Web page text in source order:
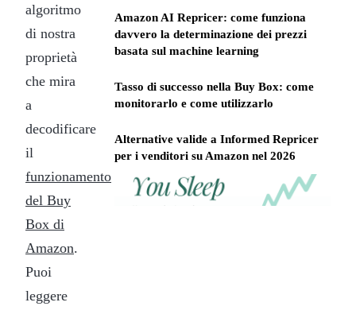
algoritmo
di nostra
proprietà
che mira
a
decodificare
il
funzionamento
del Buy
Box di
Amazon.
Puoi
leggere
Amazon AI Repricer: come funziona
davvero la determinazione dei prezzi
basata sul machine learning
Tasso di successo nella Buy Box: come
monitorarlo e come utilizzarlo
Alternative valide a Informed Repricer
per i venditori su Amazon nel 2026
REPRICER
Win
Your